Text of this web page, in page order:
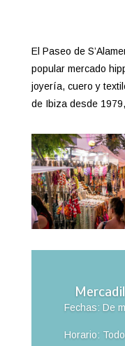
El Paseo de
popular mercado
joyería, cuero y
de Ibiza desde
Fechas: De
Horario: